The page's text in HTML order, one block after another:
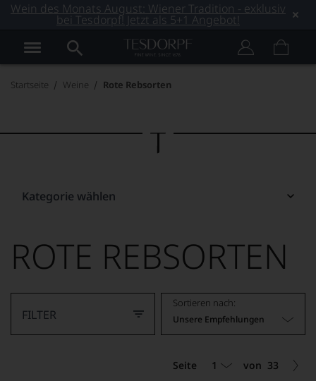
Wein des Monats August: Wiener Tradition - exklusiv
bei Tesdorpf! Jetzt als 5+1 Angebot!
Startseite Weine Rote Rebsorten
Kategorie wählen
ROTE REBSORTEN
FILTER
Sortieren nach:
Unsere Empfehlungen
Seite 1 von 33